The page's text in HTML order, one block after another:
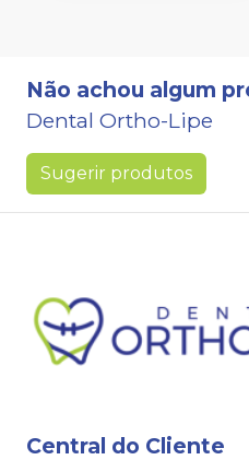
Não achou algum
Dental Ortho-Lipe
Sugerir produtos
Central do Cliente